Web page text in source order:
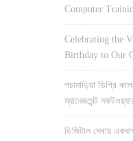
Computer
Celebrating the
Birthday to Our
পচামাড়িয়া ডিগ্রি
ম্যানেজমেন্ট
ডিজিটাল সেবায়